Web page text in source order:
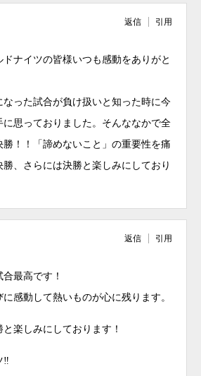
返信 引用
ナイツの皆様いつも感動をありがと
った試合が負け扱いと知った時に今
に思っておりました。そんななかで全
勝！！「諦めないこと」の重要性を痛
、さらには決勝と楽しみにしており
返信 引用
最高です！
感動して熱いものが心に残ります。
楽しみにしております！
‼︎